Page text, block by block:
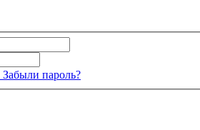
Забыли пароль?